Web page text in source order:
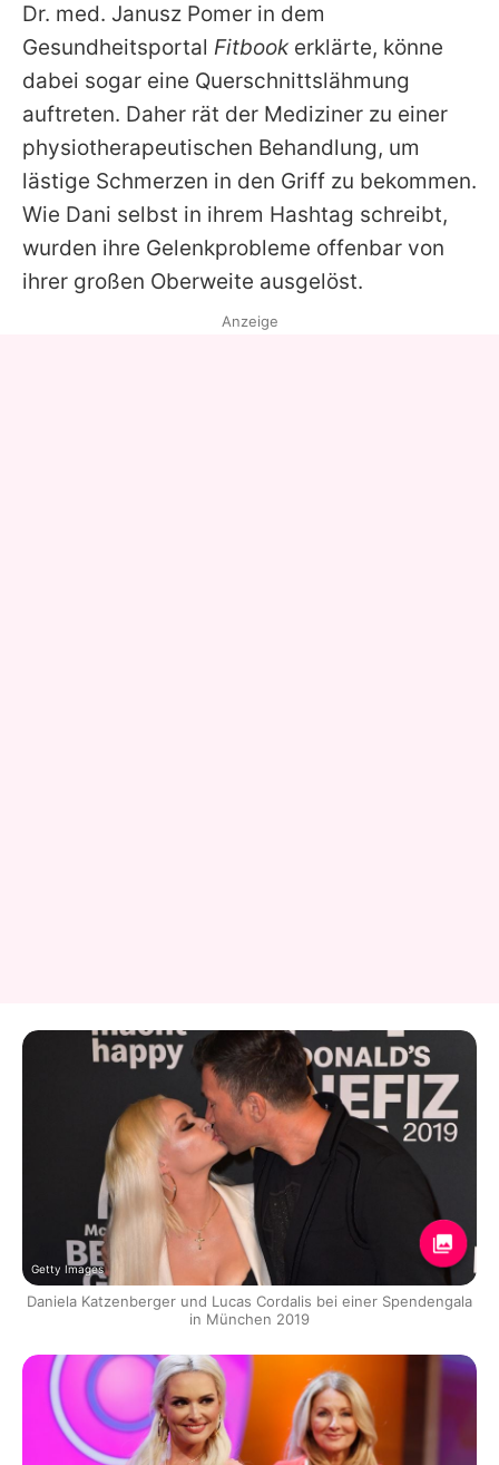
Dr. med. Janusz Pomer in dem
Gesundheitsportal Fitbookerklärte, könne
dabei sogar eine Querschnittslähmung
auftreten. Daher rät der Mediziner zu einer
physiotherapeutischen Behandlung, um
lästige Schmerzen in den Griff zu bekommen.
Wie Dani selbst in ihrem Hashtag schreibt,
wurden ihre Gelenkprobleme offenbar von
ihrer großen Oberweite ausgelöst.
Anzeige
Getty Images
Daniela Katzenberger und Lucas Cordalis bei einer Spendengala
in München 2019